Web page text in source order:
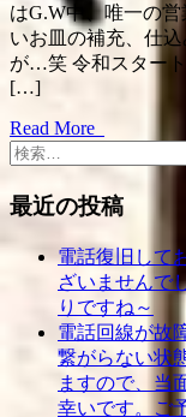
はG.W中、唯一の
いお皿の補充、仕
が…笑 令和スター
[…]
Read More
検
最近の投稿
電話復旧して
ざいませんで
りですね～
電話回線が故
繋がらない状
ますので、当
幸いです。ご